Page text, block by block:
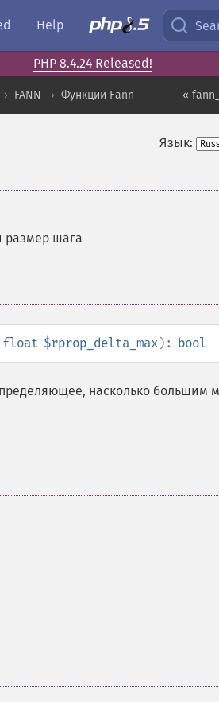
Help
PHP 8.4.24 Released!
«
FANN Функции Fann
Язык:
размер шага
float $rprop_delta_max): bool
насколько большим